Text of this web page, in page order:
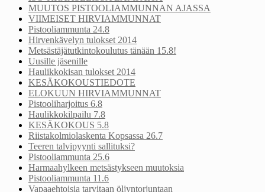
MUUTOS PISTOOLIAMMUNNAN AJASSA
VIIMEISET HIRVIAMMUNNAT
Pistooliammunta 24.8
Hirvenkävelyn tulokset 2014
Metsästäjätutkintokoulutus tänään 15.8!
Uusille jäsenille
Haulikkokisan tulokset 2014
KESÄKOKOUSTIEDOTE
ELOKUUN HIRVIAMMUNNAT
Pistooliharjoitus 6.8
Haulikkokilpailu 7.8
KESÄKOKOUS 5.8
Riistakolmiolaskenta Kopsassa 26.7
Teeren talvipyynti sallituksi?
Pistooliammunta 25.6
Harmaahylkeen metsästykseen muutoksia
Pistooliammunta 11.6
Vapaaehtoisia tarvitaan öljyntorjuntaan